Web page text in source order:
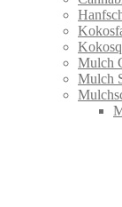
Mulch
Mulch